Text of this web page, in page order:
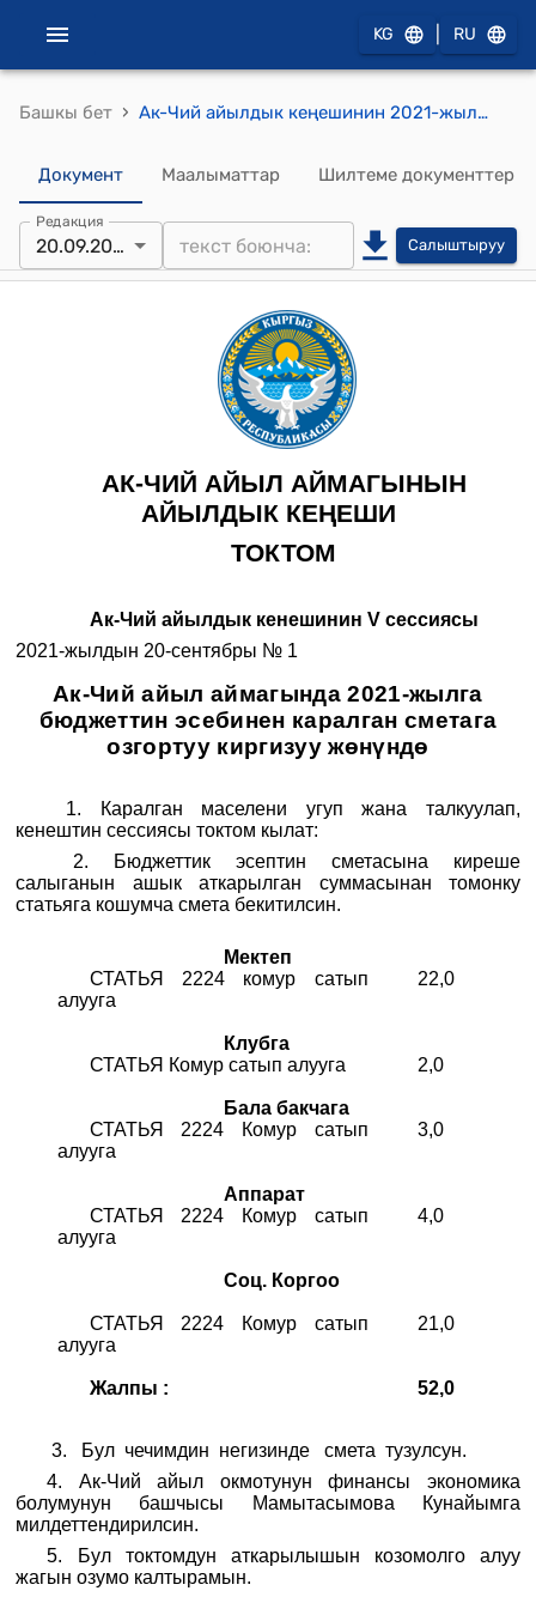
KG RU
Башкы бет › Ак-Чий айылдык кеңешинин 2021-жылдын 20-сентябрындагы № 1 "Ак-Чий айыл аймагында 2021-жылга бюджеттин эсебинен каралган сметага озгортуу киргизуу жөнүндө" токтому
Документ Маалыматтар Шилтеме документтер
Редакция
20.09.2021 Салыштыруу